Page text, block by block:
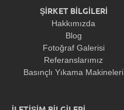
ŞİRKET BİLGİLERİ
Hakkımızda
Blog
Fotoğraf Galerisi
Referanslarımız
Basınçlı Yıkama Makineleri